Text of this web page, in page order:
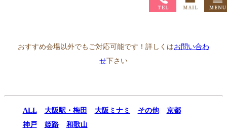
おすすめ会場以外でもご対応可能です！詳しくはお問い合わ
せ下さい
ALL 大阪駅・梅田 大阪ミナミ その他
京都
神戸
姫路 和歌山